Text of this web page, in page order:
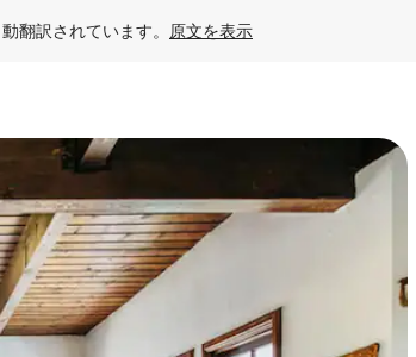
翻訳されています。 原文を表示